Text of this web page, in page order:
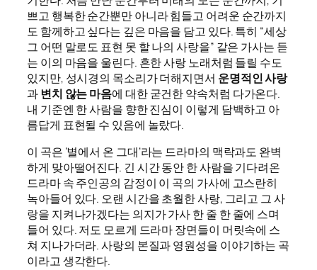
쁘고 행복한 순간뿐만 아니라 힘들고 어려운 순간까지
도 함께하고 싶다는 깊은 마음을 담고 있다. 특히 “세상
그 어떤 말로도 표현 못 할 나의 사랑을” 같은 가사는 듣
는 이의 마음을 울린다. 흔한 사랑 노래처럼 들릴 수도
있지만, 성시경의 목소리가 더해지면서 운명적인 사랑
과 변치 않는 마음에 대한 굳건한 약속처럼 다가온다.
내 기준엔 한 사람을 향한 진심이 이렇게 담백하고 아
름답게 표현될 수 있음에 놀랐다.
이 곡은 ‘별에서 온 그대’라는 드라마의 맥락과도 완벽
하게 맞아떨어진다. 긴 시간 동안 한 사람을 기다려온
드라마 속 주인공의 감정이 이 곡의 가사에 고스란히
녹아들어 있다. 오랜 시간을 초월한 사랑, 그리고 그 사
랑을 지켜나가겠다는 의지가 가사 한 줄 한 줄에 스며
들어 있다. 저도 모르게 드라마 장면들이 머릿속에 스
쳐 지나가더라. 사랑의 본질과 영원성을 이야기하는 곡
이라고 생각한다.